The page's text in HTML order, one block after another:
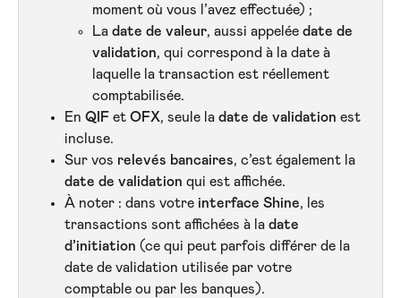
moment où vous l’avez effectuée) ;
La date de valeur, aussi appelée date de
validation, qui correspond à la date à
laquelle la transaction est réellement
comptabilisée.
En QIF et OFX, seule la date de validation est
incluse.
Sur vos relevés bancaires, c’est également la
date de validation qui est affichée.
À noter : dans votre interface Shine, les
transactions sont affichées à la date
d’initiation (ce qui peut parfois différer de la
date de validation utilisée par votre
comptable ou par les banques).